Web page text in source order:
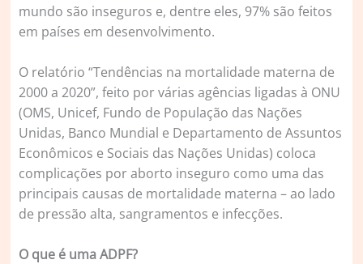
mundo são inseguros e, dentre eles, 97% são feitos
em países em desenvolvimento.
O relatório “Tendências na mortalidade materna de
2000 a 2020”, feito por várias agências ligadas à ONU
(OMS, Unicef, Fundo de População das Nações
Unidas, Banco Mundial e Departamento de Assuntos
Econômicos e Sociais das Nações Unidas) coloca
complicações por aborto inseguro como uma das
principais causas de mortalidade materna – ao lado
de pressão alta, sangramentos e infecções.
O que é uma ADPF?